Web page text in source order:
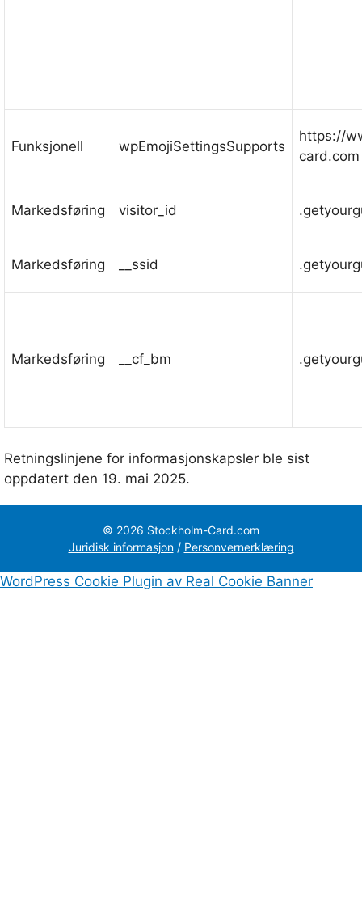
Funksjonell wpEmojiSettingsSupports
https://
card.com
Markedsføring visitor_id
Markedsføring __ssid
Markedsføring __cf_bm
Retningslinjene for informasjonskapsler ble sist
oppdatert den 19. mai 2025.
© 2026 Stockholm-Card.com
Juridisk informasjon/ Personvernerklæring
WordPress Cookie Plugin av Real Cookie Banner